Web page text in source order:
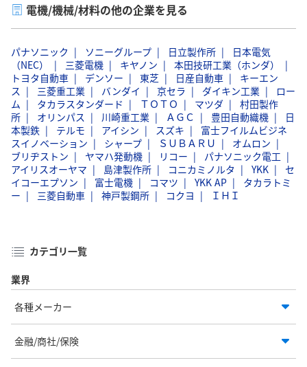
電機/機械/材料の他の企業を見る
パナソニック ソニーグループ 日立製作所
日本電気
（NEC）
三菱電機 キヤノン
本田技研工業（ホンダ）
トヨタ自動車
デンソー 東芝 日産自動車
キーエン
ス
三菱重工業 バンダイ 京セラ ダイキン工業
ロー
ム
タカラスタンダード ＴＯＴＯ マツダ
村田製作
所
オリンパス 川崎重工業 ＡＧＣ 豊田自動織機
日
本製鉄
テルモ アイシン スズキ
富士フイルムビジネ
スイノベーション
シャープ ＳＵＢＡＲＵ
オムロン
ブリヂストン
ヤマハ発動機 リコー
パナソニック電工
アイリスオーヤマ
島津製作所 コニカミノルタ YKK
セ
イコーエプソン
富士電機 コマツ YKK AP
タカラトミ
ー
三菱自動車 神戸製鋼所 コクヨ ＩＨＩ
カテゴリ一覧
業界
各種メーカー
金融/商社/保険